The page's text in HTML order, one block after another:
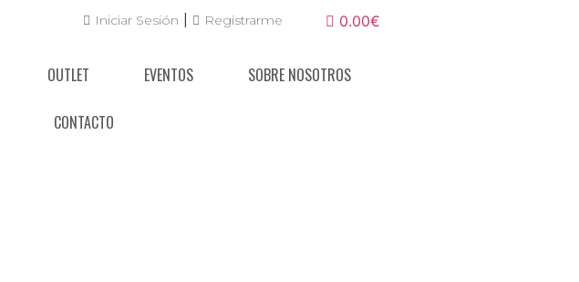
Iniciar Sesión Registrarme 0.00€
OUTLET EVENTOS SOBRE NOSOTROS
CONTACTO